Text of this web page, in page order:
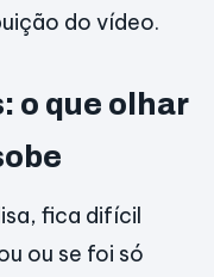
do vídeo.
o que olhar
fica difícil
ou se foi só